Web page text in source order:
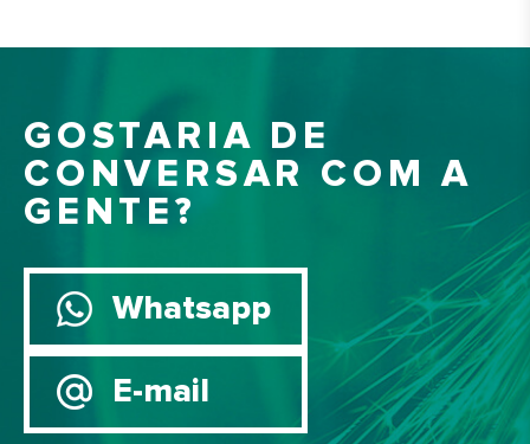
GOSTARIA DE
CONVERSAR COM A
GENTE?
Whatsapp
E-mail